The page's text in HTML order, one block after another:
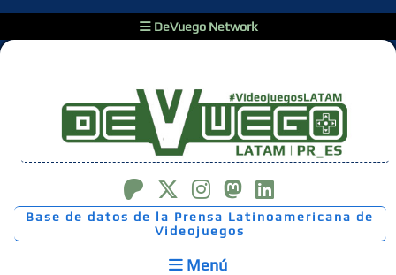
DeVuego Network
Base de datos de la Prensa Latinoamericana de
Videojuegos
Menú